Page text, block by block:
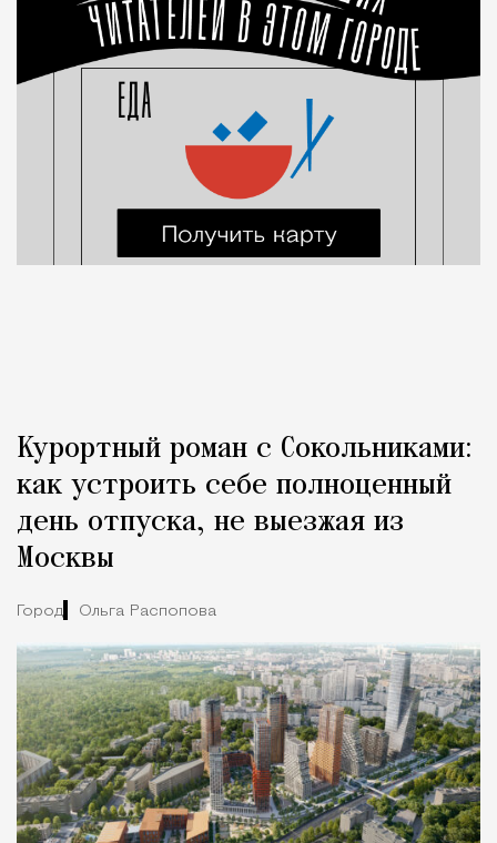
Курортный роман с Сокольниками:
как устроить себе полноценный
день отпуска, не выезжая из
Москвы
Город Ольга Распопова